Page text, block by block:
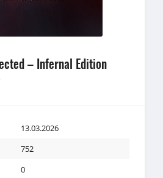
– Infernal Edition
13.03.2026
752
0